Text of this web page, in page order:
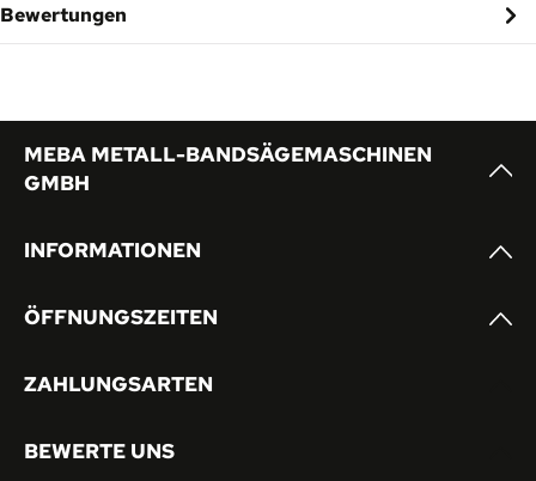
Bewertungen
MEBA METALL-BANDSÄGEMASCHINEN
GMBH
INFORMATIONEN
ÖFFNUNGSZEITEN
ZAHLUNGSARTEN
BEWERTE UNS